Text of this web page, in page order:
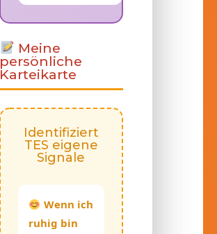
Meine
persönliche
Karteikarte
Identifiziert
TES eigene
Signale
Wenn ich
ruhig bin